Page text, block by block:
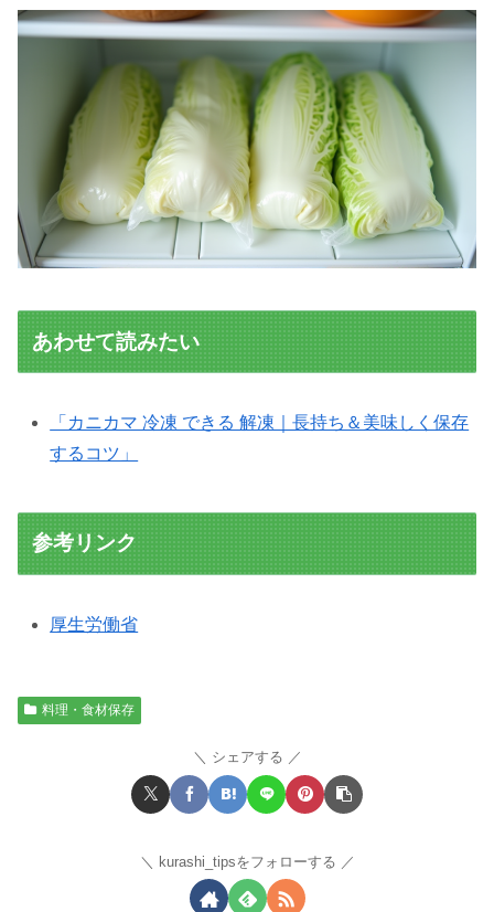
あわせて読みたい
「カニカマ 冷凍 できる 解凍｜長持ち＆美味しく保存
するコツ」
参考リンク
厚生労働省
料理・食材保存
シェアする
kurashi_tipsをフォローする